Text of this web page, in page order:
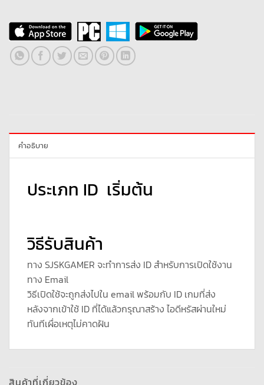
คำอธิบาย
ประเภท ID เริ่มต้น
วิธีรับสินค้า
ทาง SJSKGAMER จะทำการส่ง ID สำหรับการเปิดใช้งาน
ทาง Email
วิธีเปิดใช้จะถูกส่งไปใน email พร้อมกับ ID เกมที่ส่ง
หลังจากเข้าใช้ ID ที่ได้แล้วกรุณาสร้าง ไอดีหรัสผ่านใหม่
ทันทีเผื่อเหตุไม่คาดฝัน
สินค้าที่เกี่ยวข้อง